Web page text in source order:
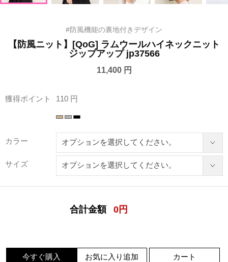
#防風機能の裏地付きデザイン
【防風ニット】[QoG] ラムウールハイネックニット
ジップアップ jp37566
11,400 円
獲得ポイント 110 円
カラー
サイズ
合計金額 0 円
今すぐ購入 お気に入り追加 カート